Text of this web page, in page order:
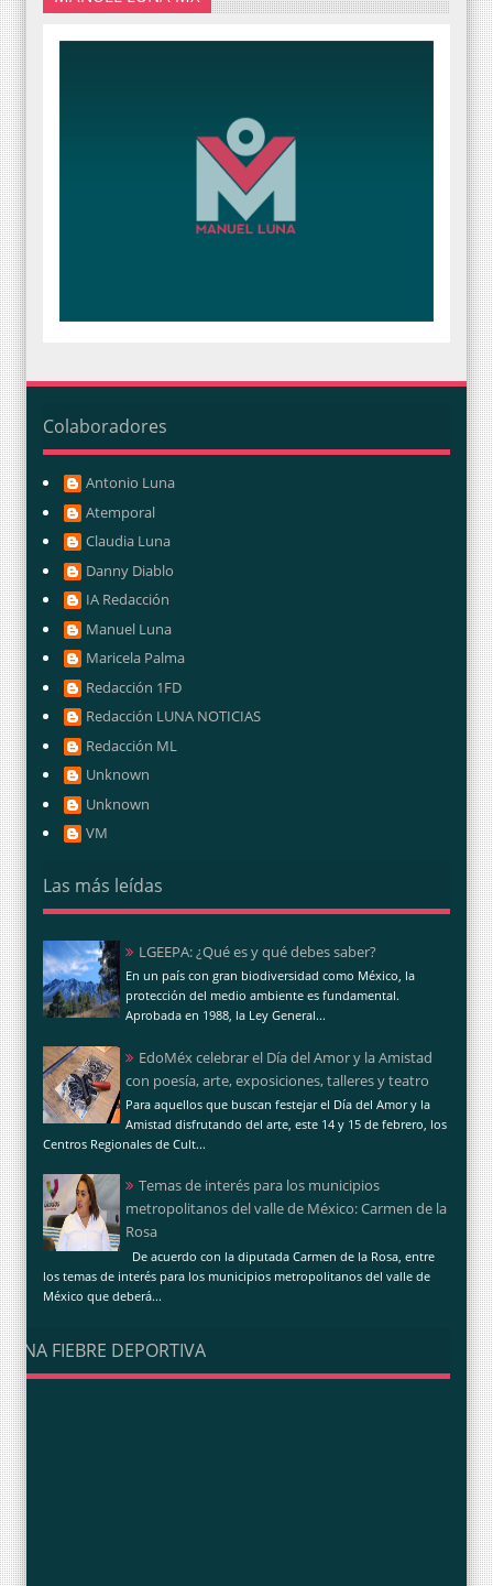
Colaboradores
Antonio Luna
Atemporal
Claudia Luna
Danny Diablo
IA Redacción
Manuel Luna
Maricela Palma
Redacción 1FD
Redacción LUNA NOTICIAS
Redacción ML
Unknown
Unknown
VM
Las más leídas
LGEEPA: ¿Qué es y qué debes saber?
En un país con gran biodiversidad como México, la
protección del medio ambiente es fundamental.
Aprobada en 1988, la Ley General...
EdoMéx celebrar el Día del Amor y la Amistad
con poesía, arte, exposiciones, talleres y teatro
Para aquellos que buscan festejar el Día del Amor y la
Amistad disfrutando del arte, este 14 y 15 de febrero, los
Centros Regionales de Cult...
Temas de interés para los municipios
metropolitanos del valle de México: Carmen de la
Rosa
De acuerdo con la diputada Carmen de la Rosa, entre
los temas de interés para los municipios metropolitanos del valle de
México que deberá...
UNA FIEBRE DEPORTIVA